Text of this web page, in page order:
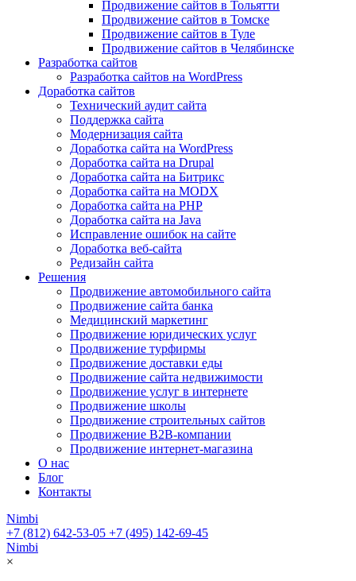
Продвижение сайтов в Тольятти
Продвижение сайтов в Томске
Продвижение сайтов в Туле
Продвижение сайтов в Челябинске
Разработка сайтов
Разработка сайтов на WordPress
Доработка сайтов
Технический аудит сайта
Поддержка сайта
Модернизация сайта
Доработка сайта на WordPress
Доработка сайта на Drupal
Доработка сайта на Битрикс
Доработка сайта на MODX
Доработка сайта на PHP
Доработка сайта на Java
Исправление ошибок на сайте
Доработка веб-сайта
Редизайн сайта
Решения
Продвижение автомобильного сайта
Продвижение сайта банка
Медицинский маркетинг
Продвижение юридических услуг
Продвижение турфирмы
Продвижение доставки еды
Продвижение сайта недвижимости
Продвижение услуг в интернете
Продвижение школы
Продвижение строительных сайтов
Продвижение B2B-компании
Продвижение интернет-магазина
О нас
Блог
Контакты
Nimbi
+7 (812) 642-53-05 +7 (495) 142-69-45
Nimbi
×